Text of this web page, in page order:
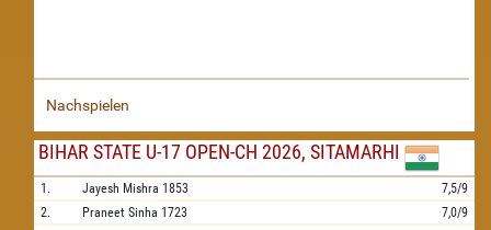
Nachspielen
BIHAR STATE U-17 OPEN-CH 2026, SITAMARHI
1. Jayesh Mishra 1853
7,5/9
2.
Praneet Sinha 1723 7,0/9